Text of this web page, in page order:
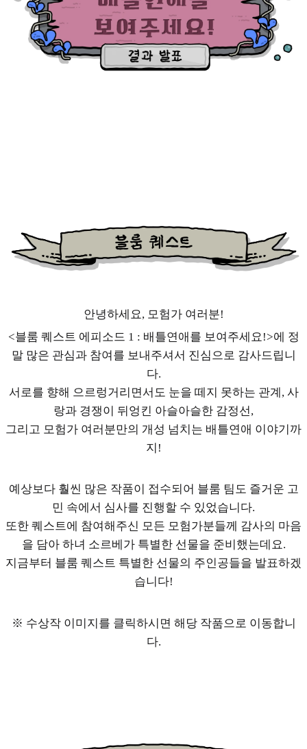
안녕하세요, 모험가 여러분!
<블룸 퀘스트 에피소드 1 : 배틀연애를 보여주세요!>에 정
말 많은 관심과 참여를 보내주셔서 진심으로 감사드립니
다.
서로를 향해 으르렁거리면서도 눈을 떼지 못하는 관계, 사
랑과 경쟁이 뒤엉킨 아슬아슬한 감정선,
그리고 모험가 여러분만의 개성 넘치는 배틀연애 이야기까
지!
예상보다 훨씬 많은 작품이 접수되어 블룸 팀도 즐거운 고
민 속에서 심사를 진행할 수 있었습니다.
또한 퀘스트에 참여해주신 모든 모험가분들께 감사의 마음
을 담아 하녀 소르베가 특별한 선물을 준비했는데요.
지금부터 블룸 퀘스트 특별한 선물의 주인공들을 발표하겠
습니다!
※ 수상작 이미지를 클릭하시면 해당 작품으로 이동합니
다.